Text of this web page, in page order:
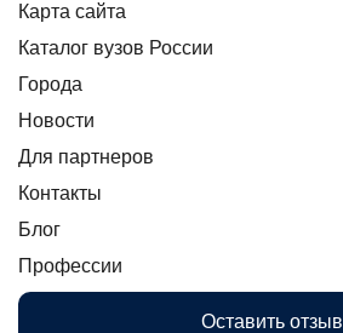
Карта сайта
Каталог вузов России
Города
Новости
Для партнеров
Контакты
Блог
Профессии
Оставить отзыв